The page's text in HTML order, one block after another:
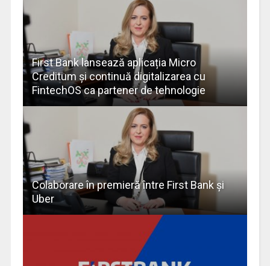
First Bank lansează aplicația Micro
Creditum și continuă digitalizarea cu
FintechOS ca partener de tehnologie
Colaborare în premieră între First Bank şi
Uber